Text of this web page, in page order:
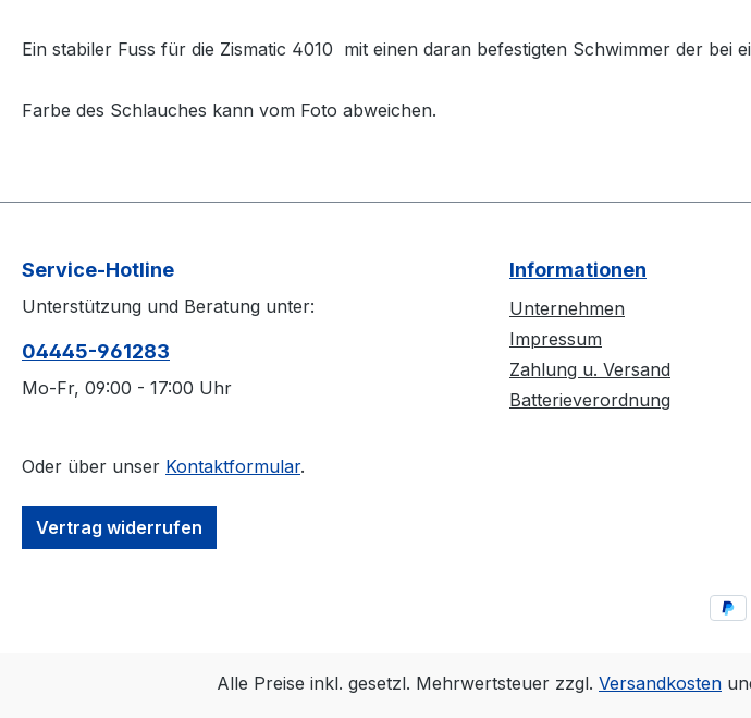
Ein stabiler Fuss für die Zismatic 4010 mit einen daran befestigten Schwimmer der bei
Farbe des Schlauches kann vom Foto abweichen.
Service-Hotline
Unterstützung und Beratung unter:
04445-​961283
Mo-Fr, 09:00 - 17:00 Uhr
Oder über unser Kontaktformular.
Vertrag widerrufen
Informationen
Unternehmen
Impressum
Zahlung u. Versand
Batterieverordnung
Alle Preise inkl. gesetzl. Mehrwertsteuer zzgl. Versandkosten